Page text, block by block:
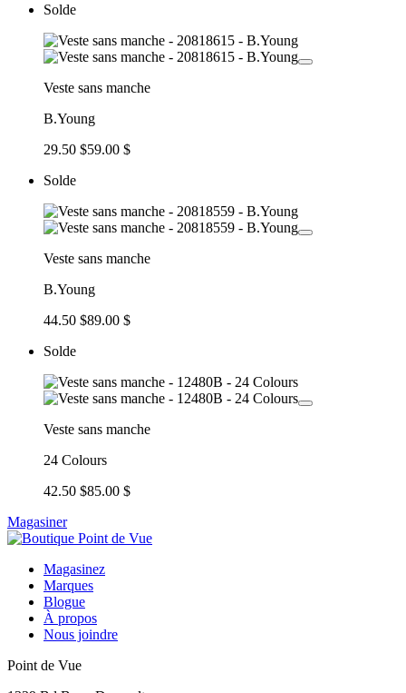
Solde
Veste sans manche
B.Young
29.50 $59.00 $
Solde
Veste sans manche
B.Young
44.50 $89.00 $
Solde
Veste sans manche
24 Colours
42.50 $85.00 $
Magasiner
Magasinez
Marques
Blogue
À propos
Nous joindre
Point de Vue